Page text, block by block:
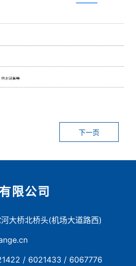
下一页
限公司
大桥北桥头(机场大道路西)
/ 6021433 / 6067776